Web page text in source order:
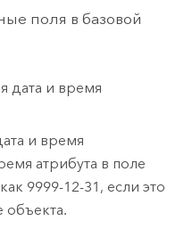
поля в базовой
дата и время
и время
атрибута в поле
9999-12-31, если это
объекта.